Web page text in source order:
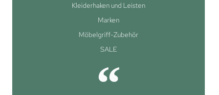
Kleiderhaken und Leisten
Marken
Möbelgriff-Zubehör
SALE